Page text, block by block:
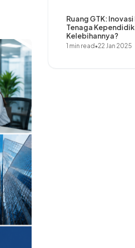
Ruang GTK:
Tenaga
Kelebihannya?
1 min read •22 Jan 2025